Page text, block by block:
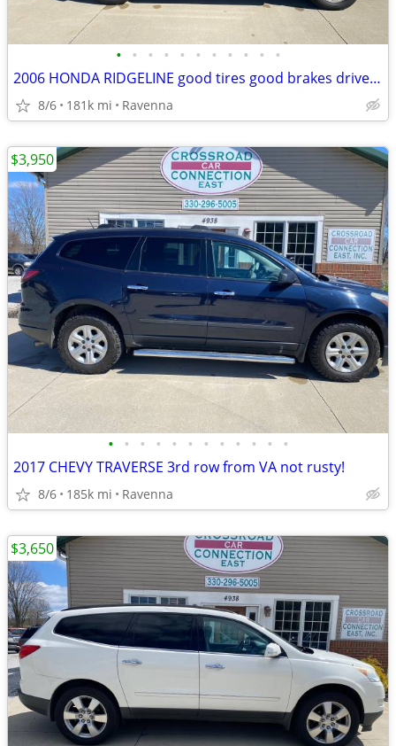
• • • • • • • • • • •
2006 HONDA RIDGELINE good tires good brakes drives great !
8/6 181k mi Ravenna
• • • • • • • • • • • •
2017 CHEVY TRAVERSE 3rd row from VA not rusty!
8/6 185k mi Ravenna
$3,950
$3,650